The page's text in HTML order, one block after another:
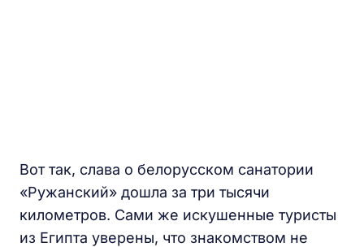
Вот так, слава о белорусском санатории
«Ружанский» дошла за три тысячи
километров. Сами же искушенные туристы
из Египта уверены, что знакомством не